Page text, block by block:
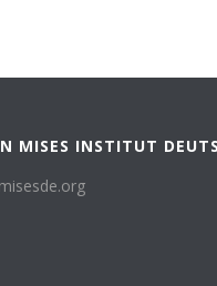
MISES INSTITUT